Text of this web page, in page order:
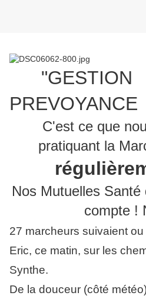
"GESTION
C'est ce que
pratiquant la
Nos Mutuelles
compte !
27 marcheurs suivaient
Eric, ce matin, sur les
Synthe.
De la douceur (côté